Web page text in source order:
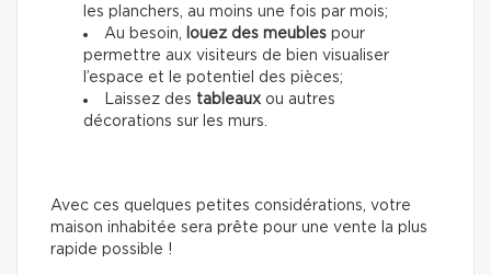
les planchers, au moins une fois par mois;
Au besoin, louez des meubles pour
permettre aux visiteurs de bien visualiser
l’espace et le potentiel des pièces;
Laissez des tableaux ou autres
décorations sur les murs.
Avec ces quelques petites considérations, votre
maison inhabitée sera prête pour une vente la plus
rapide possible !